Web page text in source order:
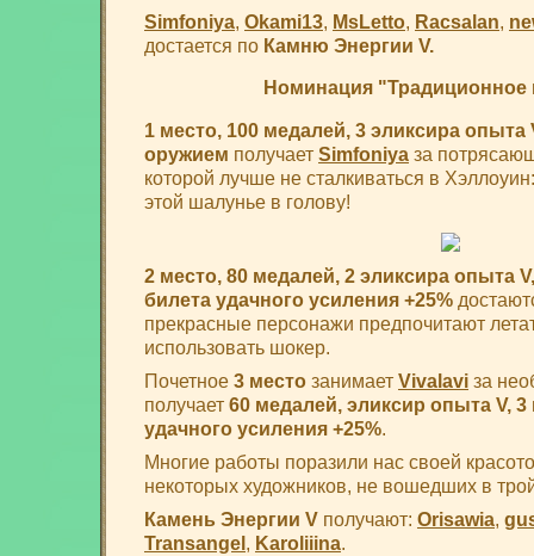
Simfoniya, Okami13, MsLetto, Racsalan,
достается по Камню Энергии V.
Номинация "Традиционное
1 место, 100 медалей, 3 эликсира
оружием получает Simfoniya за
которой лучше не сталкиваться в
этой шалунье в голову!
2 место, 80 медалей, 2 эликсира опыта
билета удачного усиления +25%
прекрасные персонажи предпочитают
использовать шокер.
Почетное 3 место занимает Vivalavi за
получает 60 медалей, эликсир опыта V,
удачного усиления +25%.
Многие работы поразили нас своей
некоторых художников, не вошедших в
Камень Энергии V получают: Orisawia,
Transangel, Karoliiina.